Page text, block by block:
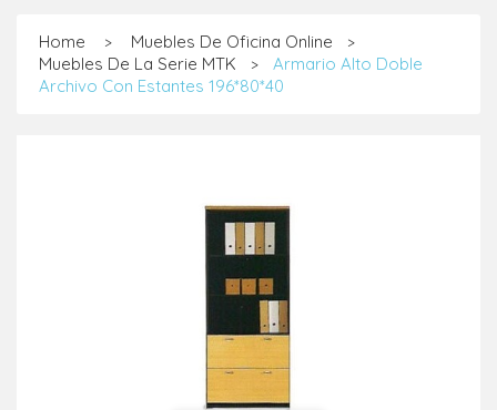
Home > Muebles De Oficina Online >
Muebles De La Serie MTK >
Armario Alto Doble
Archivo Con Estantes 196*80*40